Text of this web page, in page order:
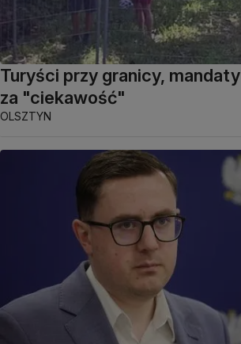
Turyści przy granicy, mandaty
za "ciekawość"
OLSZTYN